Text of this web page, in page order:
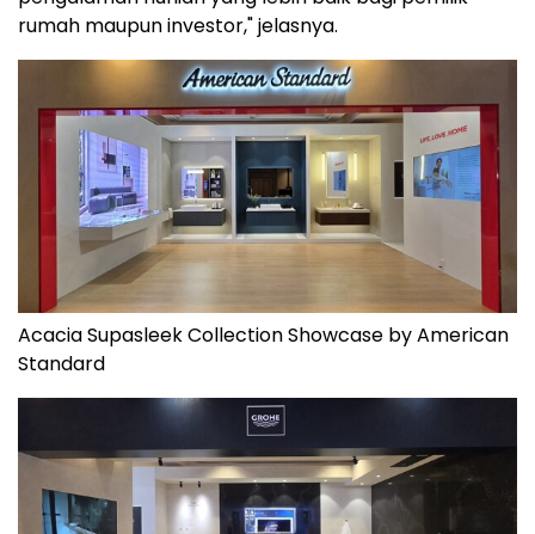
rumah maupun investor," jelasnya.
Acacia Supasleek Collection Showcase by American
Standard